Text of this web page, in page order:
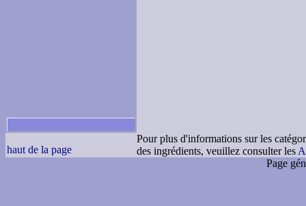
haut de la page
Pour plus d'informations sur les
des ingrédients, veuillez consulter les
Page